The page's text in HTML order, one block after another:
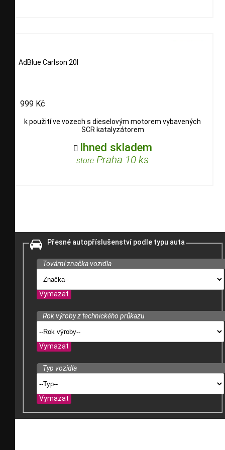
AdBlue Carlson 20l
999 Kč
k použití ve vozech s dieselovým motorem vybavených
SCR katalyzátorem
 Ihned skladem
store Praha 10 ks
Přesné autopříslušenství podle typu auta
Tovární značka vozidla
Vymazat
Rok výroby z technického průkazu
Vymazat
Typ vozidla
Vymazat